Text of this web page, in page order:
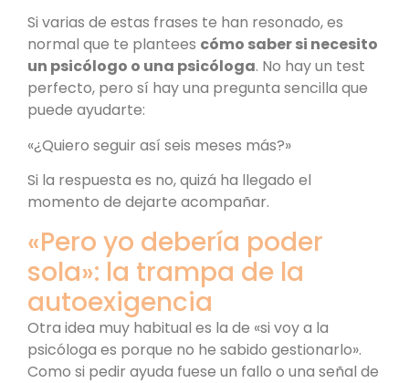
Si varias de estas frases te han resonado, es
normal que te plantees cómo saber si necesito
un psicólogo o una psicóloga. No hay un test
perfecto, pero sí hay una pregunta sencilla que
puede ayudarte:
«¿Quiero seguir así seis meses más?»
Si la respuesta es no, quizá ha llegado el
momento de dejarte acompañar.
«Pero yo debería poder
sola»: la trampa de la
autoexigencia
Otra idea muy habitual es la de «si voy a la
psicóloga es porque no he sabido gestionarlo».
Como si pedir ayuda fuese un fallo o una señal de